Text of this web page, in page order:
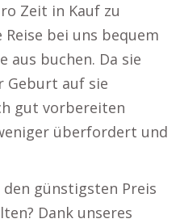
Zeit in Kauf zu
bei uns bequem
aus buchen. Da sie
Geburt auf sie
gut vorbereiten
überfordert und
günstigsten Preis
Dank unseres